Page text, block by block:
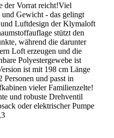
der Vorrat reicht!Viel
Gewicht - das gelingt
Luftdesign der Klymaloft
stützt den
während die darunter
Loft erzeugen und die
Polyestergewebe ist
ist mit 198 cm Länge
und passt in
vieler Familienzelte!
und robuste Drehventil
oder elektrischer Pumpe